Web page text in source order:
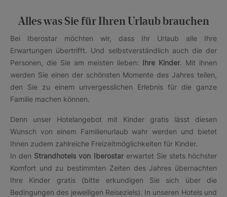
Alles was Sie für Ihren Urlaub brauchen
Bei Iberostar möchten wir, dass Ihr Urlaub alle Ihre
Erwartungen übertrifft. Und selbstverständlich auch die der
Personen, die Sie am meisten lieben: Ihre Kinder. Mit ihnen
werden Sie einen der schönsten Momente des Jahres teilen,
den Sie zu einem unvergesslichen Erlebnis für die ganze
Familie machen können.
Denn unser Hotelangebot mit Kinder gratis lässt diesen
Wunsch von einem Familienurlaub wahr werden und bietet
Ihnen zudem zahlreiche Freizeitmöglichkeiten für Kinder.
In den Strandhotels von Iberostarerwartet Sie stets höchster
Komfort und zu bestimmten Zeiten des Jahres übernachten
Ihre Kinder gratis (bitte erkundigen Sie sich über die
Bedingungen des jeweiligen Reiseziels). In unseren Hotels und